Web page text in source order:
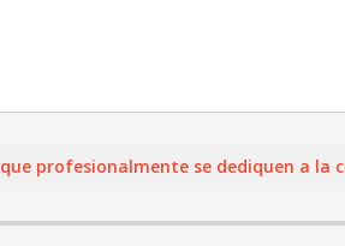
profesionalmente se dediquen a la